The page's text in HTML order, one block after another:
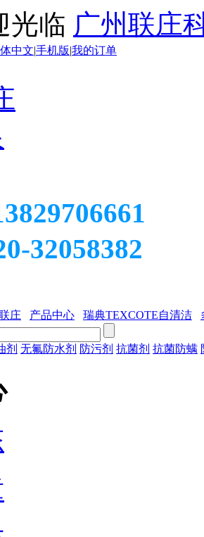
光临 广州联庄
中文|手机版|我的订单
32058382
庄 产品中心 瑞典TEXCOTE自清洁
剂 无氟防水剂 防污剂 抗菌剂 抗菌防螨